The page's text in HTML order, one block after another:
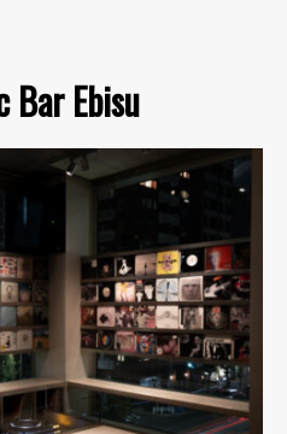
Bar Ebisu